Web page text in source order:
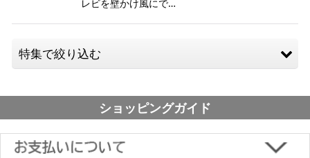
レビを壁かけ風にで…
特集で絞り込む
アームタイプ（上下左右角度調節）小型（およそ12-26
アームタイプ（上下左右角度調節）中型（およそ26-50
型）
ショッピングガイド